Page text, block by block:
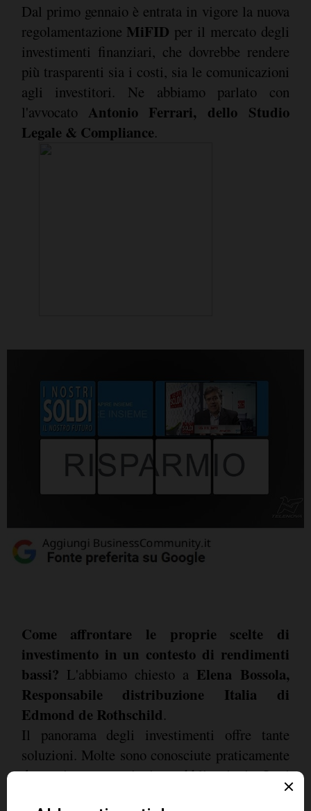
Dal primo gennaio è entrata in vigore la nuova
regolamentazione MiFID per il mercato degli
investimenti finanziari, che dovrebbe rendere
più trasparenti sia i costi, sia le comunicazioni
agli investitori. Ne abbiamo parlato con
l'avvocato Antonio Ferrari, dello Studio
Legale & Compliance.
Come affrontare le proprie scelte di
investimento in un contesto di rendimenti
bassi? L'abbiamo chiesto a Elena Bossola,
Responsabile distribuzione Italia di
Edmond de Rothschild.
Il panorama degli investimenti offre tante
soluzioni. Molte sono conosciute praticamente
da tutti, come azioni e obbligazioni. Oggi
parliamo di un segmento altrettanto valido ma